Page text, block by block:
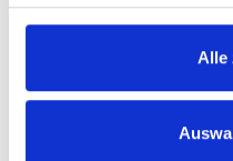
Alle
Erfahren Sie mehr